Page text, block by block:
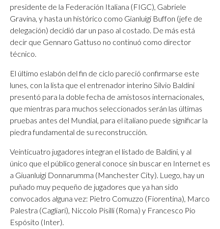
presidente de la Federación Italiana (FIGC), Gabriele
Gravina, y hasta un histórico como Gianluigi Buffon (jefe de
delegación) decidió dar un paso al costado. De más está
decir que Gennaro Gattuso no continuó como director
técnico.
El último eslabón del fin de ciclo pareció confirmarse este
lunes, con la lista que el entrenador interino Silvio Baldini
presentó para la doble fecha de amistosos internacionales,
que mientras para muchos seleccionados serán las últimas
pruebas antes del Mundial, para el italiano puede significar la
piedra fundamental de su reconstrucción.
Veinticuatro jugadores integran el listado de Baldini, y al
único que el público general conoce sin buscar en Internet es
a Giuanluigi Donnarumma (Manchester City). Luego, hay un
puñado muy pequeño de jugadores que ya han sido
convocados alguna vez: Pietro Comuzzo (Fiorentina), Marco
Palestra (Cagliari), Niccolo Pisilli (Roma) y Francesco Pio
Espósito (Inter).